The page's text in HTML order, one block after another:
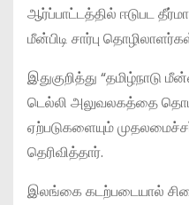
ஆர்ப்பாட்டத்தில் ஈடுபட
மீன்பிடி சார்பு
இதுகுறித்து
டெல்லி அலுவலகத்தை
ஏற்படுகளையும்
தெரிவித்தார்.
இலங்கை கடற்படையால்